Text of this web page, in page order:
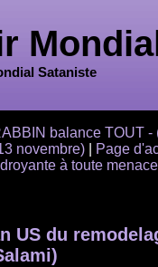
Sataniste
balance TOUT -
novembre)
Page
à toute
US du